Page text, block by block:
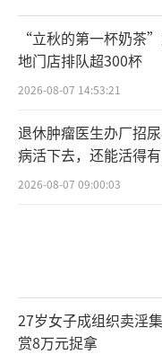
“立秋的第一杯奶茶
地门店排队超300杯
2026-08-07 14:53:21
退休肿瘤医生办厂招
病活下去，还能活得
2026-08-07 09:00:03
27岁女子成组织卖淫
赏8万元捉拿